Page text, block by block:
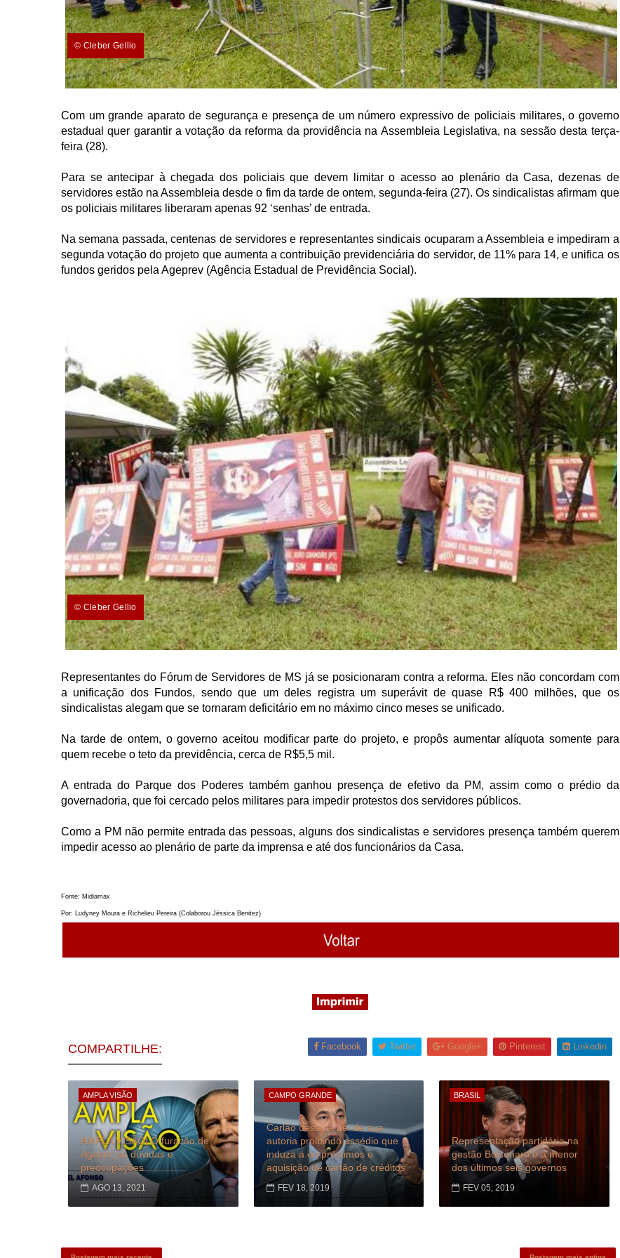
© Cleber Gellio
Com um grande aparato de segurança e presença de um número expressivo de policiais militares, o governo
estadual quer garantir a votação da reforma da providência na Assembleia Legislativa, na sessão desta terça-
feira (28).
Para se antecipar à chegada dos policiais que devem limitar o acesso ao plenário da Casa, dezenas de
servidores estão na Assembleia desde o fim da tarde de ontem, segunda-feira (27). Os sindicalistas afirmam que
os policiais militares liberaram apenas 92 ‘senhas’ de entrada.
Na semana passada, centenas de servidores e representantes sindicais ocuparam a Assembleia e impediram a
segunda votação do projeto que aumenta a contribuição previdenciária do servidor, de 11% para 14, e unifica os
fundos geridos pela Ageprev (Agência Estadual de Previdência Social).
© Cleber Gellio
Representantes do Fórum de Servidores de MS já se posicionaram contra a reforma. Eles não concordam com
a unificação dos Fundos, sendo que um deles registra um superávit de quase R$ 400 milhões, que os
sindicalistas alegam que se tornaram deficitário em no máximo cinco meses se unificado.
Na tarde de ontem, o governo aceitou modificar parte do projeto, e propôs aumentar alíquota somente para
quem recebe o teto da previdência, cerca de R$5,5 mil.
A entrada do Parque dos Poderes também ganhou presença de efetivo da PM, assim como o prédio da
governadoria, que foi cercado pelos militares para impedir protestos dos servidores públicos.
Como a PM não permite entrada das pessoas, alguns dos sindicalistas e servidores presença também querem
impedir acesso ao plenário de parte da imprensa e até dos funcionários da Casa.
Fonte: Midiamax
Por: Ludyney Moura e Richelieu Pereira (Colaborou Jéssica Benitez)
COMPARTILHE: Facebook Twitter Google+ Pinterest Linkedin
AMPLA VISÃO
AMPLA VISÃO| O furacão de
Agosto; só dúvidas e
preocupações
AGO 13, 2021
CAMPO GRANDE
Carlão destaca Lei de sua
autoria proibindo assédio que
induza a empréstimos e
aquisição de cartão de créditos
FEV 18, 2019
BRASIL
Representação partidária na
gestão Bolsonaro é a menor
dos últimos seis governos
FEV 05, 2019